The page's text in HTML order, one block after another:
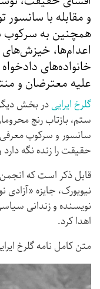
و مقابله با
همچنین به سرکوب
اعدام‌ها،
خانواده‌های
علیه معترضان و
گلرخ ایراییدر بخش
ستم، بازتاب رنج
سانسور و سرکوب معرفی
حقیقت را زنده نگه
قابل ذکر است که انجمن
نویسنده و زندانی
اهدا کرد.
متن کامل نامه گلرخ